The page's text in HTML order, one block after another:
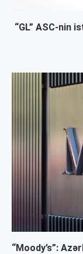
“GL” ASC-nin
“Moody’s”: